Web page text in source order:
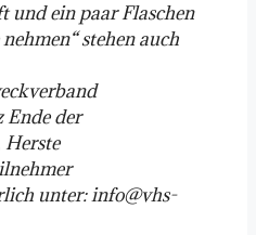
und ein paar Flaschen
stehen auch
der
unter: info@vhs-